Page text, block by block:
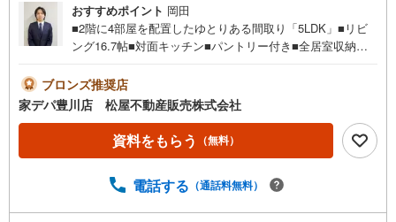
おすすめポイント 岡田
■2階に4部屋を配置したゆとりある間取り「5LDK」■リビ
ング16.7帖■対面キッチン■パントリー付き■全居室収納付
閑静な住宅街■おすすめポイント ・リビング隣接洋室（4.
5帖）の間仕切り開放で広々空間●家デパ 松屋不動産販売
のつよみ●・豊橋市・豊川市・知立市・浜松市の4店舗営業
中！三河エリア・遠州エリアの物件ならおまかせくださ
い。新築戸建、中古戸建、中古マンション、土地をお客様
ォーム実績多数！中古物件をご購入の際、約70％という多
ブロンズ推奨店
家デパ豊川店 松屋不動産販売株式会社
資料をもらう （無料）
電話する （通話料無料）